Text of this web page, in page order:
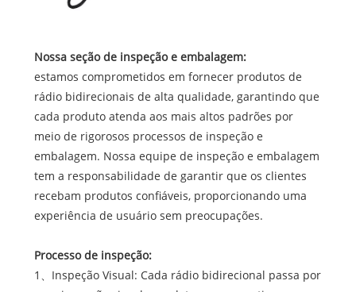
Nossa seção de inspeção e embalagem:
estamos comprometidos em fornecer produtos de
rádio bidirecionais de alta qualidade, garantindo que
cada produto atenda aos mais altos padrões por
meio de rigorosos processos de inspeção e
embalagem. Nossa equipe de inspeção e embalagem
tem a responsabilidade de garantir que os clientes
recebam produtos confiáveis, proporcionando uma
experiência de usuário sem preocupações.
Processo de inspeção:
1、Inspeção Visual: Cada rádio bidirecional passa por